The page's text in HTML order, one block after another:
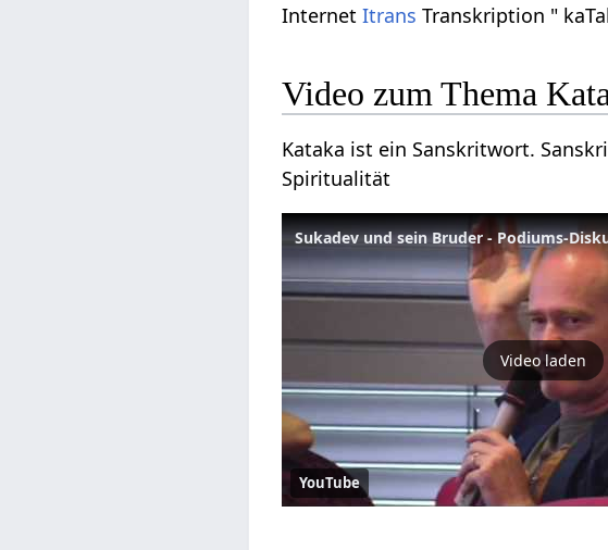
InternetItrans Transkription "
Video zum Thema
Kataka ist ein Sanskritwort.
Spiritualität
Video laden
YouTube